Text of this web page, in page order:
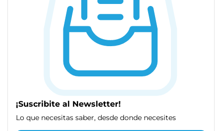
¡Suscribite al Newsletter!
Lo que necesitas saber, desde donde necesites